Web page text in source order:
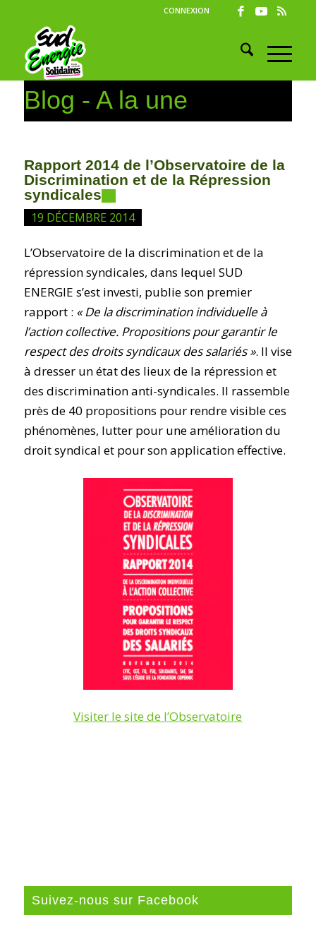
CONNEXION
Blog - A la une
Rapport 2014 de l’Observatoire de la
Discrimination et de la Répression
syndicales
19 DÉCEMBRE 2014
L’Observatoire de la discrimination et de la
répression syndicales, dans lequel SUD
ENERGIE s’est investi, publie son premier
rapport : « De la discrimination individuelle à
l’action collective. Propositions pour garantir le
respect des droits syndicaux des salariés ». Il vise
à dresser un état des lieux de la répression et
des discrimination anti-syndicales. Il rassemble
près de 40 propositions pour rendre visible ces
phénomènes, lutter pour une amélioration du
droit syndical et pour son application effective.
Visiter le site de l’Observatoire
Suivez-nous sur Facebook